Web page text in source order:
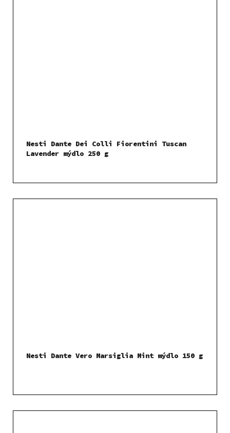
Nesti Dante Dei Colli Fiorentini Tuscan
Lavender mýdlo 250 g
Nesti Dante Vero Marsiglia Mint mýdlo 150 g